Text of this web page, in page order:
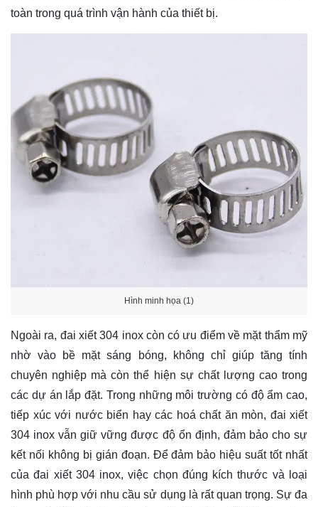
toàn trong quá trình vận hành của thiết bị.
Hình minh họa (1)
Ngoài ra, đai xiết 304 inox còn có ưu điểm về mặt thẩm mỹ
nhờ vào bề mặt sáng bóng, không chỉ giúp tăng tính
chuyên nghiệp mà còn thể hiện sự chất lượng cao trong
các dự án lắp đặt. Trong những môi trường có độ ẩm cao,
tiếp xúc với nước biển hay các hoá chất ăn mòn, đai xiết
304 inox vẫn giữ vững được độ ổn định, đảm bảo cho sự
kết nối không bị gián đoạn. Để đảm bảo hiệu suất tốt nhất
của đai xiết 304 inox, việc chọn đúng kích thước và loại
hình phù hợp với nhu cầu sử dụng là rất quan trọng. Sự đa